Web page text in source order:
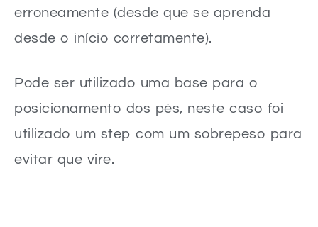
erroneamente (desde que se aprenda
desde o início corretamente).
Pode ser utilizado uma base para o
posicionamento dos pés, neste caso foi
utilizado um step com um sobrepeso para
evitar que vire.